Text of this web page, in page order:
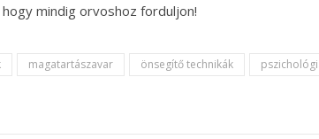
mindig orvoshoz forduljon!
magatartászavar önsegítő technikák